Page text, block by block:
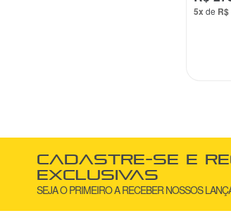
HydraPlus
+0
Innovations
+0
JWS
+0
5x de
Cadastre-se e
exclusivas
SEJA O PRIMEIRO A RECEBER NOSSOS